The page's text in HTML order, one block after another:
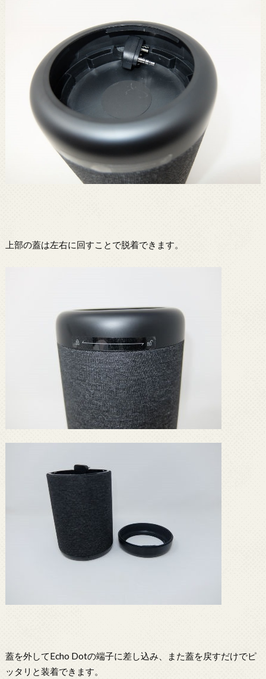
上部の蓋は左右に回すことで脱着できます。
蓋を外してEcho Dotの端子に差し込み、また蓋を戻すだけでピ
ッタリと装着できます。